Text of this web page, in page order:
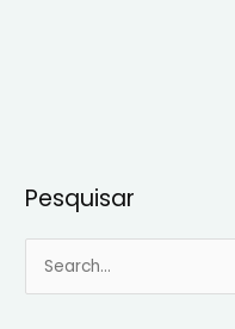
Pesquisar